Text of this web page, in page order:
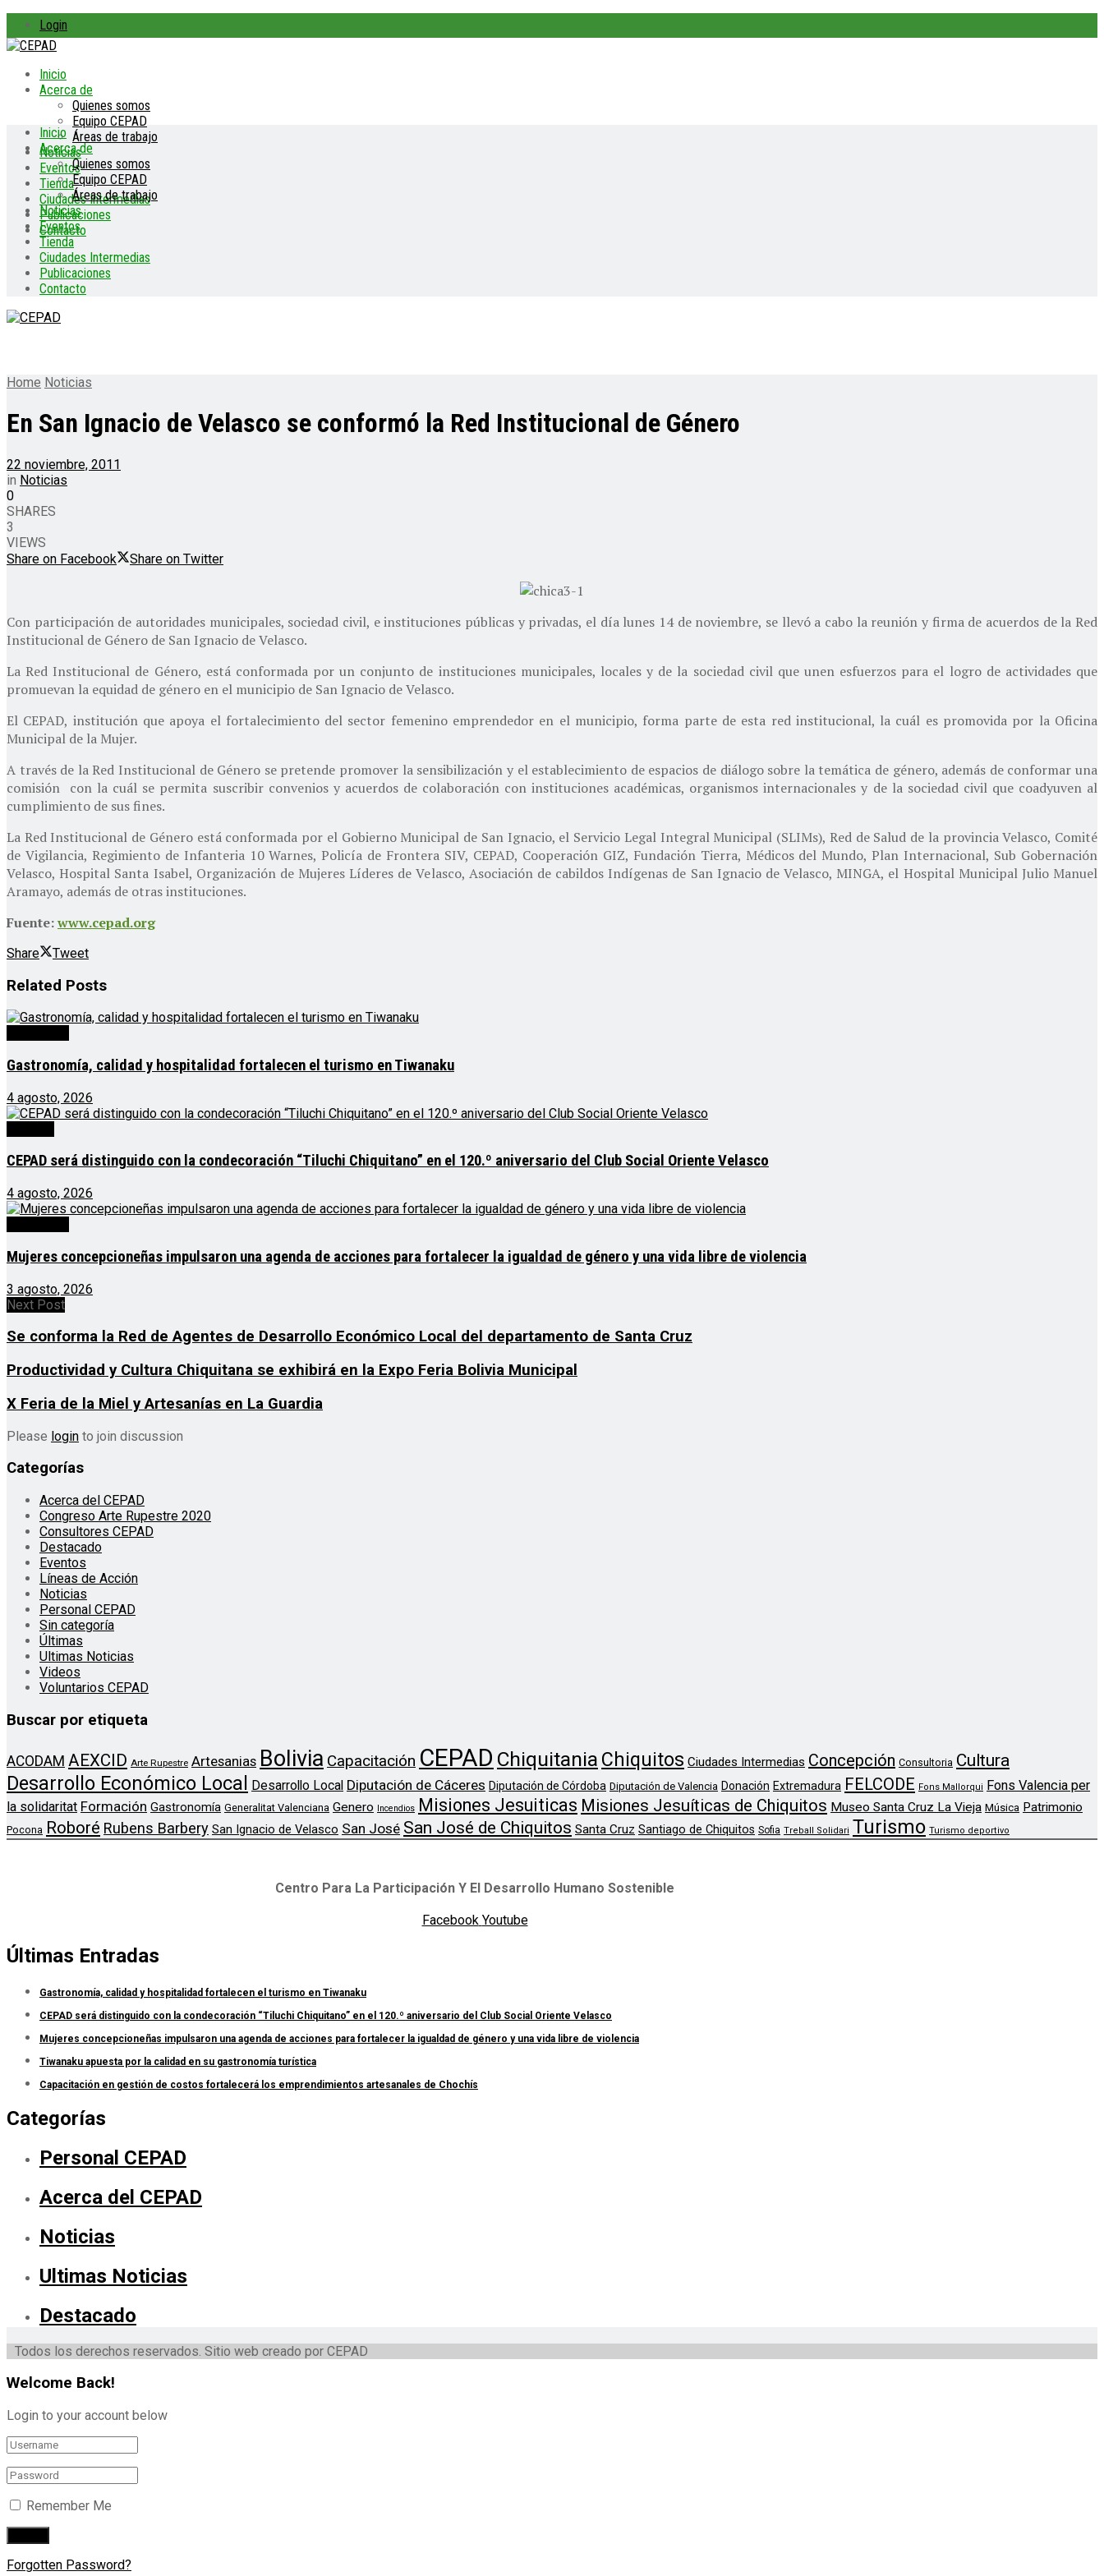
Login
Inicio
Acerca de
Quienes somos
Equipo CEPAD
Áreas de trabajo
Noticias
Eventos
Tienda
Ciudades Intermedias
Publicaciones
Contacto
Inicio
Acerca de
Quienes somos
Equipo CEPAD
Áreas de trabajo
Noticias
Eventos
Tienda
Ciudades Intermedias
Publicaciones
Contacto
Home Noticias
En San Ignacio de Velasco se conformó la Red Institucional de Género
22 noviembre, 2011
in Noticias
0
SHARES
3
VIEWS
Share on Facebook
Share on Twitter
Con participación de autoridades municipales, sociedad civil, e instituciones públicas y privadas, el día lunes 14 de noviembre, se llevó a cabo la reunión y firma de acuerdos de la Red
Institucional de Género de San Ignacio de Velasco.
La Red Institucional de Género, está conformada por un conjunto de instituciones municipales, locales y de la sociedad civil que unen esfuerzos para el logro de actividades que
promuevan la equidad de género en el municipio de San Ignacio de Velasco.
El CEPAD, institución que apoya el fortalecimiento del sector femenino emprendedor en el municipio, forma parte de esta red institucional, la cuál es promovida por la Oficina
Municipal de la Mujer.
A través de la Red Institucional de Género se pretende promover la sensibilización y el establecimiento de espacios de diálogo sobre la temática de género, además de conformar una
comisión con la cuál se permita suscribir convenios y acuerdos de colaboración con instituciones académicas, organismos internacionales y de la sociedad civil que coadyuven al
cumplimiento de sus fines.
La Red Institucional de Género está conformada por el Gobierno Municipal de San Ignacio, el Servicio Legal Integral Municipal (SLIMs), Red de Salud de la provincia Velasco, Comité
de Vigilancia, Regimiento de Infanteria 10 Warnes, Policía de Frontera SIV, CEPAD, Cooperación GIZ, Fundación Tierra, Médicos del Mundo, Plan Internacional, Sub Gobernación
Velasco, Hospital Santa Isabel, Organización de Mujeres Líderes de Velasco, Asociación de cabildos Indígenas de San Ignacio de Velasco, MINGA, el Hospital Municipal Julio Manuel
Aramayo, además de otras instituciones.
Fuente:www.cepad.org
Share Tweet
Related Posts
Gastronomía, calidad y hospitalidad fortalecen el turismo en Tiwanaku
4 agosto, 2026
CEPAD será distinguido con la condecoración “Tiluchi Chiquitano” en el 120.º aniversario del Club Social Oriente Velasco
4 agosto, 2026
Mujeres concepcioneñas impulsaron una agenda de acciones para fortalecer la igualdad de género y una vida libre de violencia
3 agosto, 2026
Next Post
Se conforma la Red de Agentes de Desarrollo Económico Local del departamento de Santa Cruz
Productividad y Cultura Chiquitana se exhibirá en la Expo Feria Bolivia Municipal
X Feria de la Miel y Artesanías en La Guardia
Please login to join discussion
Categorías
Acerca del CEPAD
Congreso Arte Rupestre 2020
Consultores CEPAD
Destacado
Eventos
Líneas de Acción
Noticias
Personal CEPAD
Sin categoría
Últimas
Ultimas Noticias
Videos
Voluntarios CEPAD
Buscar por etiqueta
ACODAM AEXCID Arte Rupestre Artesanias Bolivia Capacitación CEPAD Chiquitania Chiquitos Ciudades Intermedias Concepción Consultoria Cultura
Desarrollo Económico Local Desarrollo Local Diputación de Cáceres Diputación de Córdoba Diputación de Valencia Donación Extremadura FELCODE Fons Mallorqui
Fons Valencia per
la solidaritat Formación Gastronomía Generalitat Valenciana Genero Incendios Misiones Jesuiticas Misiones Jesuíticas de Chiquitos Museo Santa Cruz La Vieja Música Patrimonio
Pocona Roboré Rubens Barbery San Ignacio de Velasco San José San José de Chiquitos Santa Cruz Santiago de Chiquitos Sofia Treball Solidari Turismo Turismo deportivo
Centro Para La Participación Y El Desarrollo Humano Sostenible
Facebook Youtube
Últimas Entradas
Gastronomía, calidad y hospitalidad fortalecen el turismo en Tiwanaku
CEPAD será distinguido con la condecoración “Tiluchi Chiquitano” en el 120.º aniversario del Club Social Oriente Velasco
Mujeres concepcioneñas impulsaron una agenda de acciones para fortalecer la igualdad de género y una vida libre de violencia
Tiwanaku apuesta por la calidad en su gastronomía turística
Capacitación en gestión de costos fortalecerá los emprendimientos artesanales de Chochís
Categorías
Personal CEPAD
Acerca del CEPAD
Noticias
Ultimas Noticias
Destacado
Todos los derechos reservados. Sitio web creado por CEPAD
Welcome Back!
Login to your account below
Remember Me
Forgotten Password?